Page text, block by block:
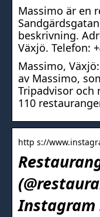
Massimo är en
beskrivning.
Växjö. Telefon:
Massimo,
av Massimo,
Tripadvisor och
110
http s://